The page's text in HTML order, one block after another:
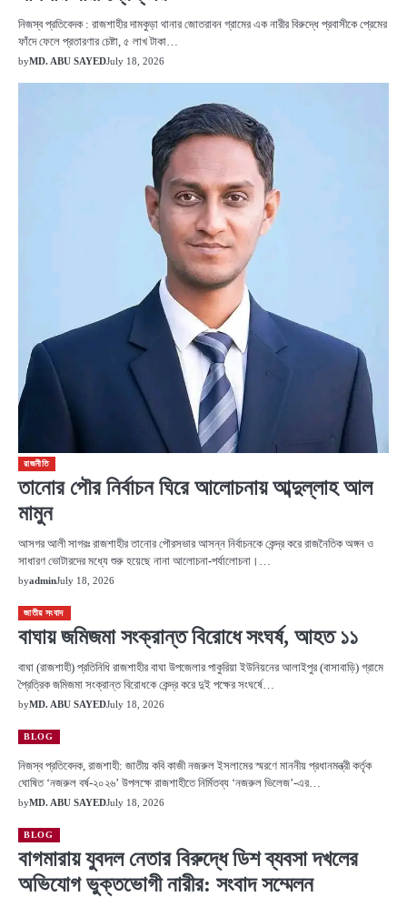
নিজস্ব প্রতিবেদক : রাজশাহীর দামকুড়া থানার জোতরাবন গ্রামের এক নারীর বিরুদ্ধে প্রবাসীকে প্রেমের
ফাঁদে ফেলে প্রতারণার চেষ্টা, ৫ লাখ টাকা…
byMD. ABU SAYEDJuly 18, 2026
রাজনীতি
তানোর পৌর নির্বাচন ঘিরে আলোচনায় আব্দুল্লাহ আল
মামুন
আসগর আলী সাগরঃ রাজশাহীর তানোর পৌরসভার আসন্ন নির্বাচনকে কেন্দ্র করে রাজনৈতিক অঙ্গন ও
সাধারণ ভোটারদের মধ্যে শুরু হয়েছে নানা আলোচনা-পর্যালোচনা।…
byadminJuly 18, 2026
জাতীয় সংবাদ
বাঘায় জমিজমা সংক্রান্ত বিরোধে সংঘর্ষ, আহত ১১
বাঘা (রাজশাহী) প্রতিনিধি রাজশাহীর বাঘা উপজেলার পাকুরিয়া ইউনিয়নের আলাইপুর (বাসাবাড়ি) গ্রামে
প্রৈত্রিক জমিজমা সংক্রান্ত বিরোধকে কেন্দ্র করে দুই পক্ষের সংঘর্ষে…
byMD. ABU SAYEDJuly 18, 2026
BLOG
নিজস্ব প্রতিবেদক, রাজশাহী: জাতীয় কবি কাজী নজরুল ইসলামের স্মরণে মাননীয় প্রধানমন্ত্রী কর্তৃক
ঘোষিত ‘নজরুল বর্ষ-২০২৬’ উপলক্ষে রাজশাহীতে নির্মিতব্য ‘নজরুল ভিলেজ’-এর…
byMD. ABU SAYEDJuly 18, 2026
BLOG
বাগমারায় যুবদল নেতার বিরুদ্ধে ডিশ ব্যবসা দখলের
অভিযোগ ভুক্তভোগী নারীর: সংবাদ সম্মেলন